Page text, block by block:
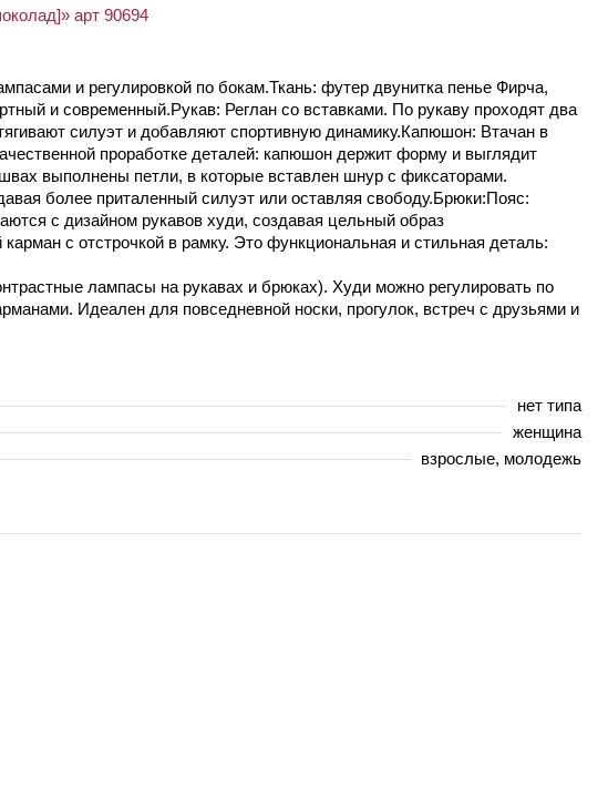
арт 90694
и регулировкой по бокам.Ткань: футер двунитка пенье Фирча,
и современный.Рукав: Реглан со вставками. По рукаву проходят два
силуэт и добавляют спортивную динамику.Капюшон: Втачан в
проработке деталей: капюшон держит форму и выглядит
выполнены петли, в которые вставлен шнур с фиксаторами.
более приталенный силуэт или оставляя свободу.Брюки:Пояс:
с дизайном рукавов худи, создавая цельный образ
с отстрочкой в рамку. Это функциональная и стильная деталь:
лампасы на рукавах и брюках). Худи можно регулировать по
Идеален для повседневной носки, прогулок, встреч с друзьями и
нет типа
женщина
взрослые, молодежь